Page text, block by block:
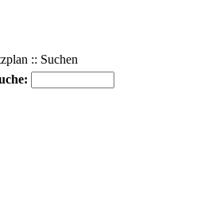
:: Suchen